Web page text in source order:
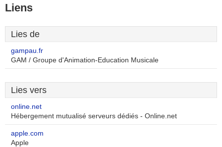
Liens
Lies de
gampau.fr
GAM / Groupe d'Animation-Education Musicale
Lies vers
online.net
Hébergement mutualisé serveurs dédiés - Online.net
apple.com
Apple